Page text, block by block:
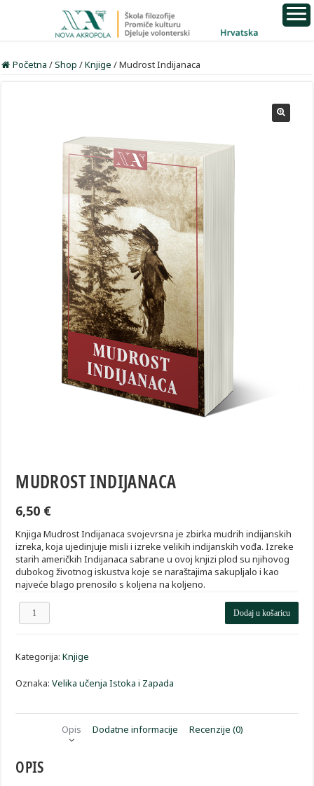
Početna /Shop /Knjige /Mudrost Indijanaca
MUDROST INDIJANACA
6,50 €
Knjiga Mudrost Indijanaca svojevrsna je zbirka mudrih indijanskih
izreka, koja ujedinjuje misli i izreke velikih indijanskih vođa. Izreke
starih američkih Indijanaca sabrane u ovoj knjizi plod su njihovog
dubokog životnog iskustva koje se naraštajima sakupljalo i kao
najveće blago prenosilo s koljena na koljeno.
Mudrost
Indijanaca
Dodaj u košaricu
Kategorija:Knjige
Oznaka:Velika učenja Istoka i Zapada
Opis Dodatne informacije Recenzije (0)
OPIS